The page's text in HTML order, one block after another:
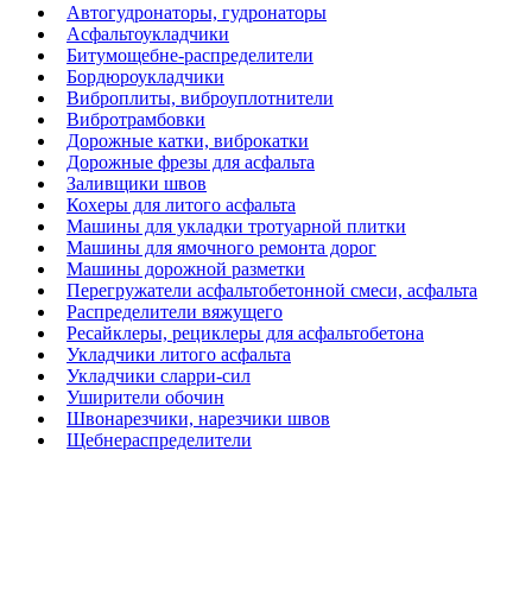
Автогудронаторы, гудронаторы
Асфальтоукладчики
Битумощебне-распределители
Бордюроукладчики
Виброплиты, виброуплотнители
Вибротрамбовки
Дорожные катки, виброкатки
Дорожные фрезы для асфальта
Заливщики швов
Кохеры для литого асфальта
Машины для укладки тротуарной плитки
Машины для ямочного ремонта дорог
Машины дорожной разметки
Перегружатели асфальтобетонной смеси, асфальта
Распределители вяжущего
Ресайклеры, рециклеры для асфальтобетона
Укладчики литого асфальта
Укладчики сларри-сил
Уширители обочин
Швонарезчики, нарезчики швов
Щебнераспределители